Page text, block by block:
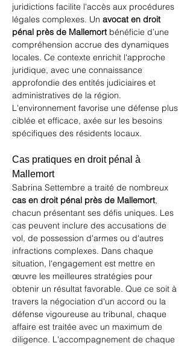
juridictions facilite l'accès aux procédures
légales complexes. Un avocat en droit
pénal près de Mallemort bénéficie d’une
compréhension accrue des dynamiques
locales. Ce contexte enrichit l'approche
juridique, avec une connaissance
approfondie des entités judiciaires et
administratives de la région.
L'environnement favorise une défense plus
ciblée et efficace, axée sur les besoins
spécifiques des résidents locaux.
Cas pratiques en droit pénal à
Mallemort
Sabrina Settembre a traité de nombreux
cas en droit pénal près de Mallemort,
chacun présentant ses défis uniques. Les
cas peuvent inclure des accusations de
vol, de possession d'armes ou d'autres
infractions complexes. Dans chaque
situation, l'engagement est mettre en
œuvre les meilleures stratégies pour
obtenir un résultat favorable. Que ce soit à
travers la négociation d'un accord ou la
défense vigoureuse au tribunal, chaque
affaire est traitée avec un maximum de
diligence. L'accompagnement de chaque